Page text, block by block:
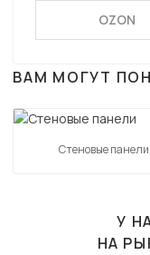
OZON
ВАМ МОГУТ
Стеновые панели
У
НА